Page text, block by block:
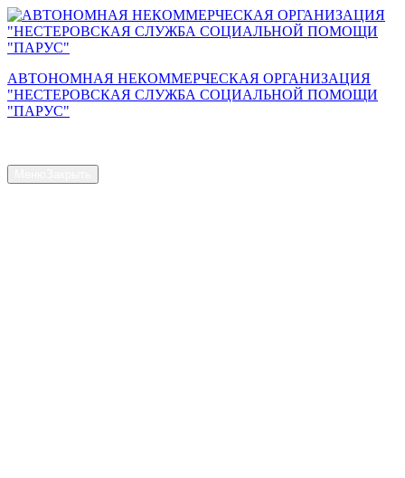
Перейти
к
содержимому
АВТОНОМНАЯ НЕКОММЕРЧЕСКАЯ ОРГАНИЗАЦИЯ
"НЕСТЕРОВСКАЯ СЛУЖБА СОЦИАЛЬНОЙ ПОМОЩИ
"ПАРУС"